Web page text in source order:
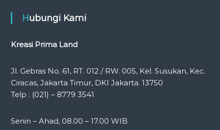
Hubungi Kami
Kreasi Prima Land
Jl. Gebras No. 61, RT. 012 / RW. 005, Kel. Susukan, Kec.
Ciracas, Jakarta Timur, DKI Jakarta. 13750
Telp : (021) – 8779 3541
Senin – Ahad, 08.00 – 17.00 WIB